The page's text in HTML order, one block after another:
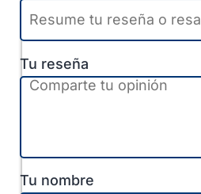
Tu reseña
Tu nombre